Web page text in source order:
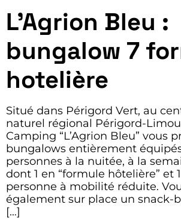
L’Agrion Bleu :
bungalow 7
hotelière
Situé dans Périgord Vert, au
naturel régional Périgord-
Camping “L’Agrion Bleu” vous
bungalows entièrement
personnes à la nuitée, à la
dont 1 en “formule hôtelière” et
personne à mobilité réduite.
également sur place un snack-
[…]